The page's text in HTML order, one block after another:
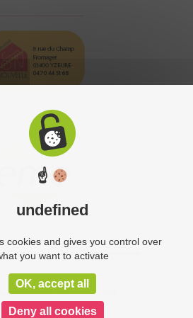
© 2015. Tous droits
du site :
C-toucom-Mentions
☝
undefined
cookies and gives you control over
you want to activate
OK, accept all
Deny all cookies